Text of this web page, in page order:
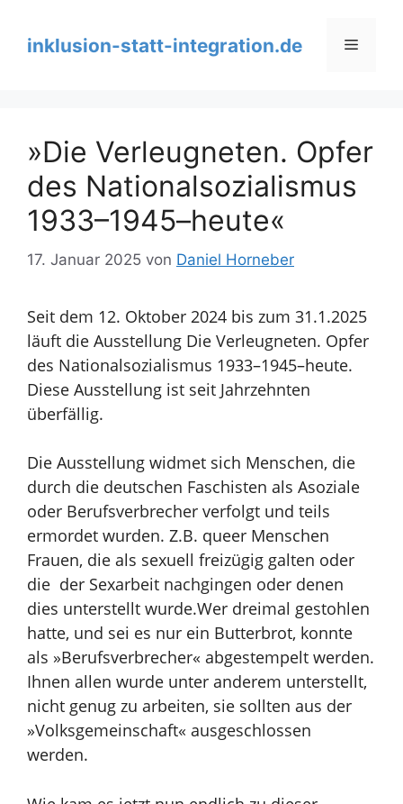
springeninklusion-statt-integration.de Menü
»Die Verleugneten. Opfer
des Nationalsozialismus
1933–1945–heute«
17. Januar 2025 von Daniel Horneber
Seit dem 12. Oktober 2024 bis zum 31.1.2025
läuft die Ausstellung Die Verleugneten. Opfer
des Nationalsozialismus 1933–1945–heute.
Diese Ausstellung ist seit Jahrzehnten
überfällig.
Die Ausstellung widmet sich Menschen, die
durch die deutschen Faschisten als Asoziale
oder Berufsverbrecher verfolgt und teils
ermordet wurden. Z.B. queer Menschen
Frauen, die als sexuell freizügig galten oder
die der Sexarbeit nachgingen oder denen
dies unterstellt wurde.Wer dreimal gestohlen
hatte, und sei es nur ein Butterbrot, konnte
als »Berufsverbrecher« abgestempelt werden.
Ihnen allen wurde unter anderem unterstellt,
nicht genug zu arbeiten, sie sollten aus der
»Volksgemeinschaft« ausgeschlossen
werden.